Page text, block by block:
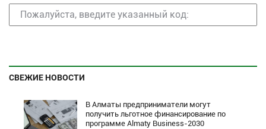
СВЕЖИЕ НОВОСТИ
В Алматы предприниматели могут
получить льготное финансирование по
программе Almaty Business-2030